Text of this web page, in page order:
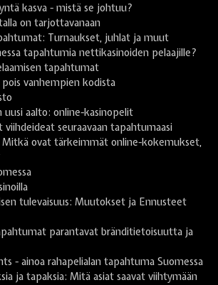
kasva - mistä se johtuu?
on tarjottavanaan
Turnaukset, juhlat ja muut
tapahtumia nettikasinoiden pelaajille?
tapahtumat
vanhempien kodista
aalto: online-kasinopelit
viihdeideat seuraavaan tapahtumaasi
Mitkä ovat tärkeimmät online-kokemukset,
tulevaisuus: Muutokset ja Ennusteet
parantavat bränditietoisuutta ja
- ainoa rahapelialan tapahtuma Suomessa
ja tapaksia: Mitä asiat saavat viihtymään